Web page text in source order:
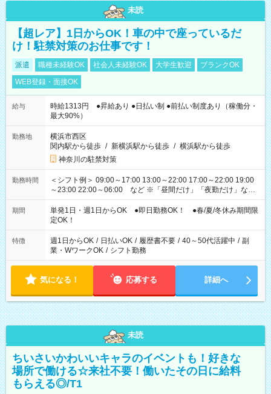
未読
【超レア】1日からOK！車の中で座っているだ
け！駐禁対策のお仕事です！
派遣 職種未経験OK 社会人未経験OK 大学生歓迎
ブランクOK
WEB登録・面接OK
給与
時給1313円 ●昇給あり ●日払い制 ●前払い制度あり（稼働分・
最大90%）
勤務地
横浜市西区
関内駅から徒歩 / 新横浜駅から徒歩 / 横浜駅から徒歩
神奈川の駐禁対策
勤務時間
＜シフト例＞ 09:00～17:00 13:00～22:00 17:00～22:00 19:00
～23:00 22:00～06:00 など ※「昼間だけ」「夜勤だけ」など
の希望OK
期間
単発1日・週1日からOK ●即日勤務OK！ ●春/夏/冬休み期間限
定OK！
特徴 週1日からOK / 日払いOK / 履歴書不要 / 40～50代活躍中 / 副
業・WワークOK / シフト勤務
気になる！ 応募する 詳細へ
未読
ちいさいかわいいキャラのイベントも！好きな
場所で働ける☆来社不要！働いたその日に給料
もらえる◎/T1